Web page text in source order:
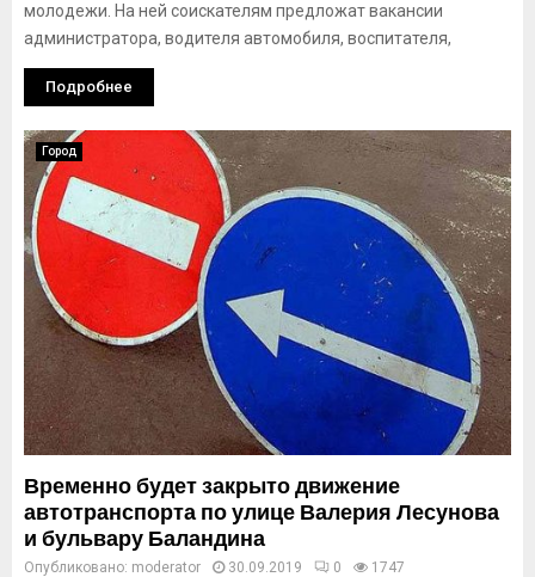
молодежи. На ней соискателям предложат вакансии
администратора, водителя автомобиля, воспитателя,
Подробнее
Город
Временно будет закрыто движение
автотранспорта по улице Валерия Лесунова
и бульвару Баландина
Опубликовано: moderator 30.09.2019 0 1747